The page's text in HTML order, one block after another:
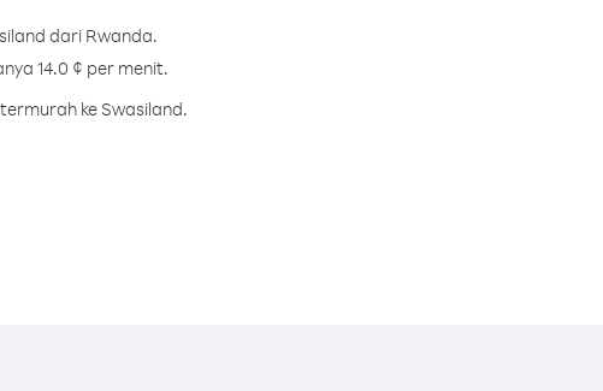
dari Rwanda.
14.0 ¢ per menit.
ke Swasiland.